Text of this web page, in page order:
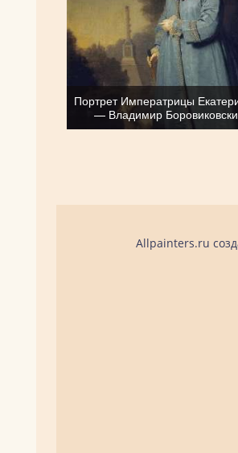
Портрет Императрицы
— Владимир
Allpainters.ru